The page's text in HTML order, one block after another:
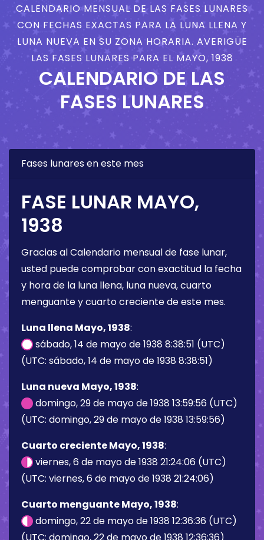
CALENDARIO MENSUAL DE LAS FASES LUNARES
CON FECHAS EXACTAS PARA LA LUNA LLENA Y
LUNA NUEVA EN SU ZONA HORARIA. AVERIGÜE
LAS FASES LUNARES PARA EL MAYO, 1938
CALENDARIO DE LAS
FASES LUNARES
Fases lunares en este mes
FASE LUNAR MAYO,
1938
Gracias al Calendario mensual de fase lunar,
usted puede comprobar con exactitud la fecha
y hora de la luna llena, luna nueva, cuarto
menguante y cuarto creciente de este mes.
Luna llena Mayo, 1938:
sábado, 14 de mayo de 1938 8:38:51 (UTC)
(UTC: sábado, 14 de mayo de 1938 8:38:51)
Luna nueva Mayo, 1938:
domingo, 29 de mayo de 1938 13:59:56 (UTC)
(UTC: domingo, 29 de mayo de 1938 13:59:56)
Cuarto creciente Mayo, 1938:
viernes, 6 de mayo de 1938 21:24:06 (UTC)
(UTC: viernes, 6 de mayo de 1938 21:24:06)
Cuarto menguante Mayo, 1938:
domingo, 22 de mayo de 1938 12:36:36 (UTC)
(UTC: domingo, 22 de mayo de 1938 12:36:36)